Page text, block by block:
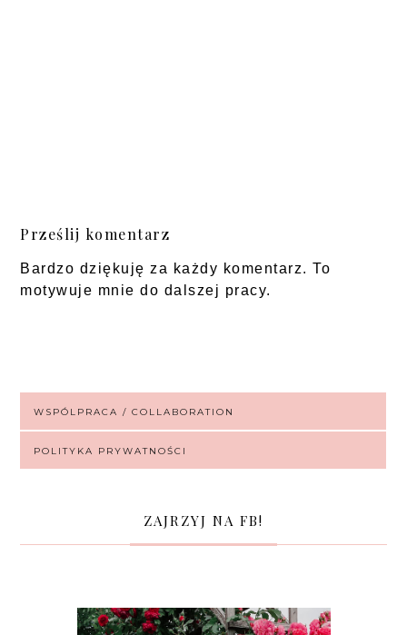
Prześlij komentarz
Bardzo dziękuję za każdy komentarz. To
motywuje mnie do dalszej pracy.
WSPÓLPRACA / COLLABORATION
POLITYKA PRYWATNOŚCI
ZAJRZYJ NA FB!